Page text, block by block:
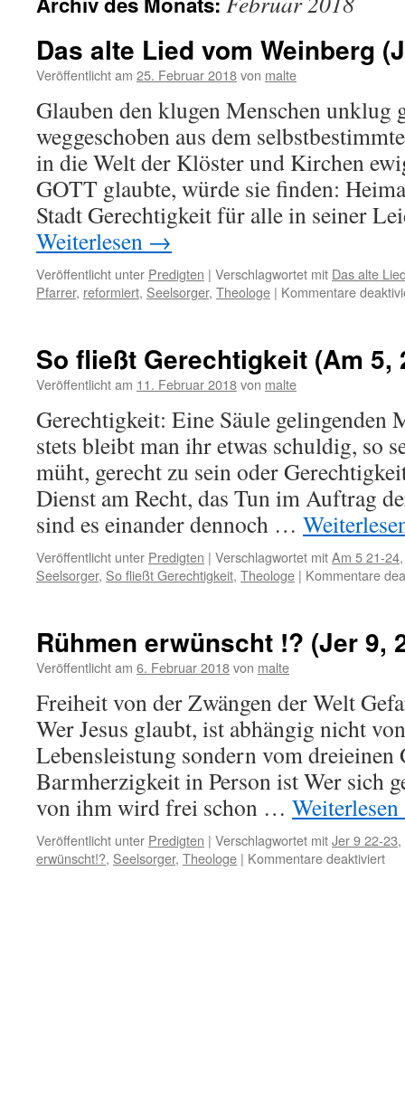
Das alte Lied vom Weinberg
Veröffentlicht am 25. Februar 2018von malte
Glauben den klugen Menschen unklug
weggeschoben aus dem
in die Welt der Klöster und Kirchen
GOTT glaubte, würde sie finden:
Stadt Gerechtigkeit für alle in seiner
Weiterlesen →
Veröffentlicht unter Predigten | Verschlagwortet mit Das alte
Pfarrer, reformiert, Seelsorger, Theologe | Kommentare
So fließt Gerechtigkeit (Am 5,
Veröffentlicht am 11. Februar 2018von malte
Gerechtigkeit: Eine Säule gelingenden
stets bleibt man ihr etwas schuldig, so
müht, gerecht zu sein oder
Dienst am Recht, das Tun im Auftrag
sind es einander dennoch …
Veröffentlicht unter Predigten | Verschlagwortet mitAm 5 21-24
Seelsorger, So fließt Gerechtigkeit, Theologe | Kommentare
Rühmen erwünscht !? (Jer 9,
Veröffentlicht am 6. Februar 2018von malte
Freiheit von der Zwängen der Welt
Wer Jesus glaubt, ist abhängig nicht
Lebensleistung sondern vom dreieinen
Barmherzigkeit in Person ist Wer sich
von ihm wird frei schon … Weiterlesen
Veröffentlicht unter Predigten | Verschlagwortet mitJer 9 22-23,
erwünscht!?, Seelsorger, Theologe | Kommentare deaktiviertfür